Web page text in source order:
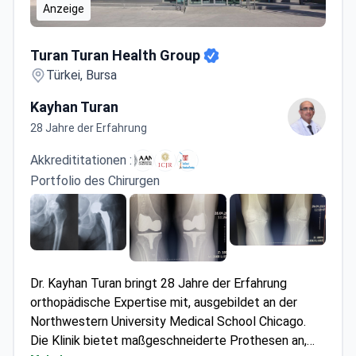
Anzeige
Turan Turan Health Group
Türkei, Bursa
Kayhan Turan
28 Jahre der Erfahrung
Akkredititationen :
Portfolio des Chirurgen
Dr. Kayhan Turan bringt 28 Jahre der Erfahrung
orthopädische Expertise mit, ausgebildet an der
Northwestern University Medical School Chicago.
Die Klinik bietet maßgeschneiderte Prothesen an,